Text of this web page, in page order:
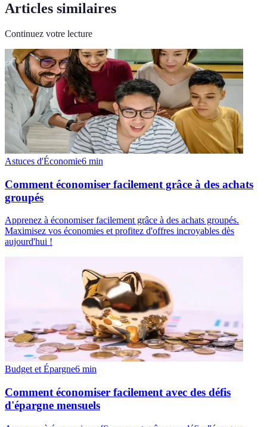
Articles similaires
Continuez votre lecture
Astuces d'Économie6 min
Comment économiser facilement grâce à des achats
groupés
Apprenez à économiser facilement grâce à des achats groupés.
Maximisez vos économies et profitez d'offres incroyables dès
aujourd'hui !
Budget et Épargne6 min
Comment économiser facilement avec des défis
d'épargne mensuels